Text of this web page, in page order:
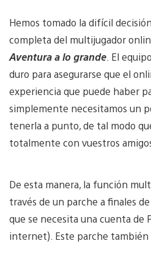
Hemos tomado la difícil
completa del multijugador
Aventura a lo grande . El
duro para asegurarse que el
experiencia que puede haber
simplemente necesitamos un
tenerla a punto, de tal modo
totalmente con vuestros
De esta manera, la función
través de un parche a finales
que se necesita una cuenta de
internet). Este parche también